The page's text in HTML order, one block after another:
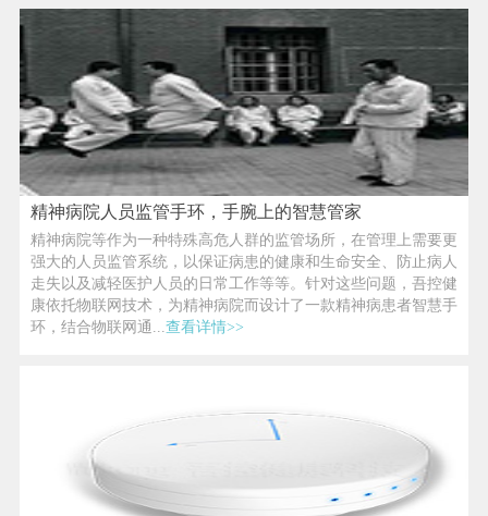
精神病院人员监管手环，手腕上的智慧管家
精神病院等作为一种特殊高危人群的监管场所，在管理上需要更
强大的人员监管系统，以保证病患的健康和生命安全、防止病人
走失以及减轻医护人员的日常工作等等。针对这些问题，吾控健
康依托物联网技术，为精神病院而设计了一款精神病患者智慧手
环，结合物联网通...查看详情>>